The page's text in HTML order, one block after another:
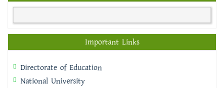
Important Links
Directorate of Education
National University